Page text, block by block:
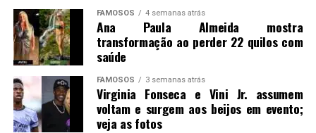
FAMOSOS 4 semanas atrás
Ana Paula Almeida mostra
transformação ao perder 22 quilos com
saúde
FAMOSOS 3 semanas atrás
Virginia Fonseca e Vini Jr. assumem
voltam e surgem aos beijos em evento;
veja as fotos